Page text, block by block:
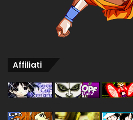
Affiliati